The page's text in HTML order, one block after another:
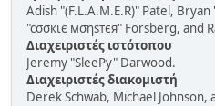
Adish "(F.L.A.M.E.R)" Patel,
"cσσкιє мσηѕтєя" Forsberg, and
Διαχειριστές ιστότοπου
Jeremy "SleePy" Darwood.
Διαχειριστές διακομιστή
Derek Schwab, Michael Johnson,